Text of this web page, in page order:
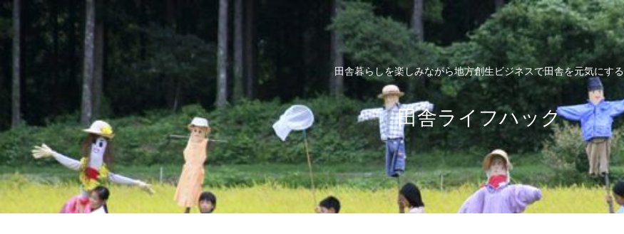
田舎暮らしを楽しみながら地方創生ビジネスで田舎を元気にする
田舎ライフハック